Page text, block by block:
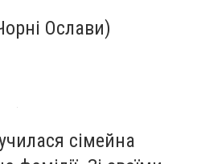
Ослави)
сімейна